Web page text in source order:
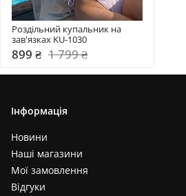
Роздільний купальник на
зав'язках KU-1030
899 ₴ 1 799 ₴
Інформація
Новини
Наші магазини
Мої замовлення
Відгуки